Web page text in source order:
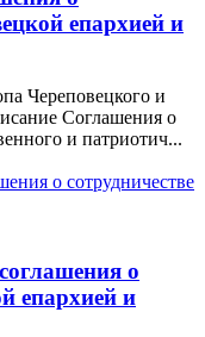
епархией и
Череповецкого и
Соглашения о
и патриотич...
о
епархией и